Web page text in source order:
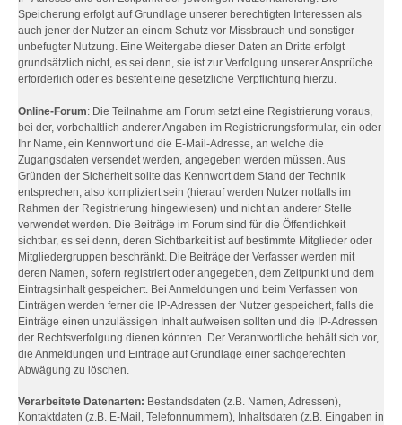
Speicherung erfolgt auf Grundlage unserer berechtigten Interessen als
auch jener der Nutzer an einem Schutz vor Missbrauch und sonstiger
unbefugter Nutzung. Eine Weitergabe dieser Daten an Dritte erfolgt
grundsätzlich nicht, es sei denn, sie ist zur Verfolgung unserer Ansprüche
erforderlich oder es besteht eine gesetzliche Verpflichtung hierzu.
Online-Forum: Die Teilnahme am Forum setzt eine Registrierung voraus,
bei der, vorbehaltlich anderer Angaben im Registrierungsformular, ein oder
Ihr Name, ein Kennwort und die E-Mail-Adresse, an welche die
Zugangsdaten versendet werden, angegeben werden müssen. Aus
Gründen der Sicherheit sollte das Kennwort dem Stand der Technik
entsprechen, also kompliziert sein (hierauf werden Nutzer notfalls im
Rahmen der Registrierung hingewiesen) und nicht an anderer Stelle
verwendet werden. Die Beiträge im Forum sind für die Öffentlichkeit
sichtbar, es sei denn, deren Sichtbarkeit ist auf bestimmte Mitglieder oder
Mitgliedergruppen beschränkt. Die Beiträge der Verfasser werden mit
deren Namen, sofern registriert oder angegeben, dem Zeitpunkt und dem
Eintragsinhalt gespeichert. Bei Anmeldungen und beim Verfassen von
Einträgen werden ferner die IP-Adressen der Nutzer gespeichert, falls die
Einträge einen unzulässigen Inhalt aufweisen sollten und die IP-Adressen
der Rechtsverfolgung dienen könnten. Der Verantwortliche behält sich vor,
die Anmeldungen und Einträge auf Grundlage einer sachgerechten
Abwägung zu löschen.
Verarbeitete Datenarten: Bestandsdaten (z.B. Namen, Adressen),
Kontaktdaten (z.B. E-Mail, Telefonnummern), Inhaltsdaten (z.B. Eingaben in